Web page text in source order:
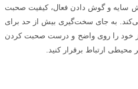
سایه و گوش دادن فعال، کیفیت صحبت
به جای سخت‌گیری بیش از حد برای
خود را روی واضح و درست صحبت کردن
محیطی ارتباط برقرار کنید.